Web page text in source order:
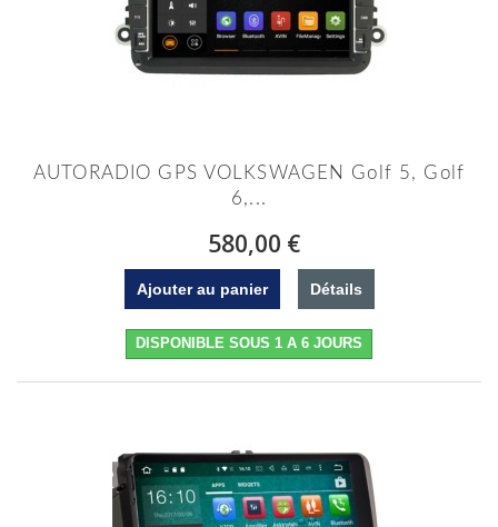
AUTORADIO GPS VOLKSWAGEN Golf 5, Golf
6,...
580,00 €
Ajouter au panier Détails
DISPONIBLE SOUS 1 A 6 JOURS